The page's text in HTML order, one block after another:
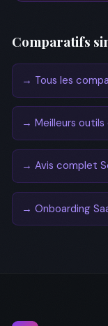
Comparatifs
→ Tous les
→ Meilleurs outils
→ Avis complet
→ Onboarding